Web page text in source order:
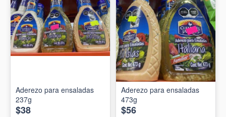
Aderezo para ensaladas
237g
$38
Aderezo para ensaladas
473g
$56